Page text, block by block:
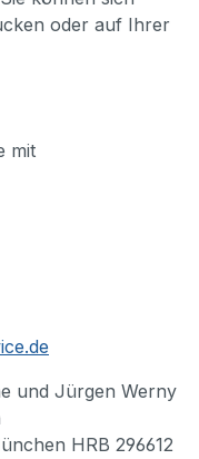
oder auf Ihrer
mit
und Jürgen Werny
HRB 296612